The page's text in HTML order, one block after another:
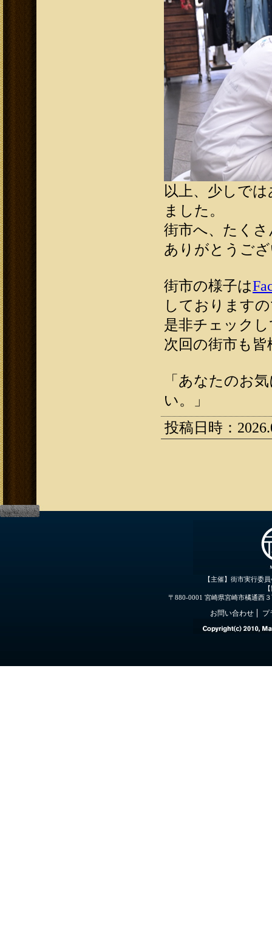
以上、少しで
ました。
街市へ、たく
ありがとうご
街市の様子は
しております
是非チェック
次回の街市も
「あなたのお
い。」
投稿日時：
【主催】街市実行委
〒880-0001 宮崎県宮崎市橘通西
お問い合わせ プ